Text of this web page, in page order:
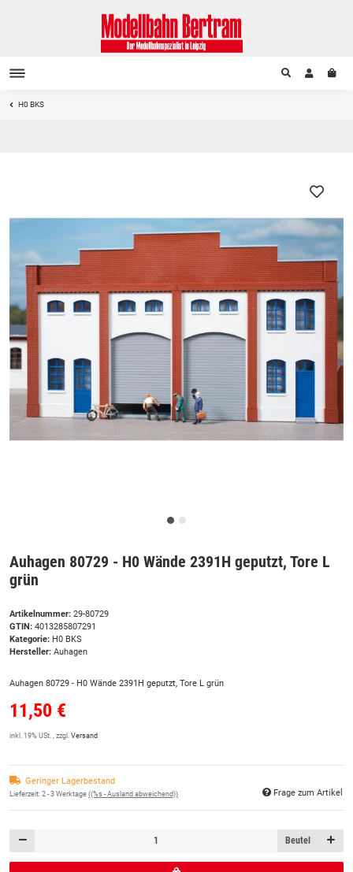
H0 BKS
Auhagen 80729 - H0 Wände 2391H geputzt, Tore L
grün
Artikelnummer: 29-80729
GTIN: 4013285807291
Kategorie: H0 BKS
Hersteller: Auhagen
Auhagen 80729 - H0 Wände 2391H geputzt, Tore L grün
11,50 €
inkl. 19% USt. , zzgl. Versand
Geringer Lagerbestand
Lieferzeit: 2 - 3 Werktage ((%s - Ausland abweichend)) Frage zum Artikel
Beutel